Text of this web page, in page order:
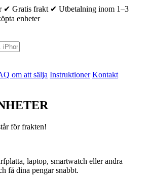
✔ Gratis frakt ✔ Utbetalning inom 1–3
enheter
om att sälja Instruktioner Kontakt
för frakten!
laptop, smartwatch eller andra
få dina pengar snabbt.